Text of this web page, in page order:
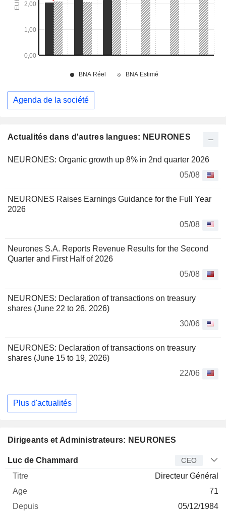
Actualités dans d'autres langues: NEURONES
NEURONES: Organic growth up 8% in 2nd quarter 2026
05/08
NEURONES Raises Earnings Guidance for the Full Year
2026
05/08
Neurones S.A. Reports Revenue Results for the Second
Quarter and First Half of 2026
05/08
NEURONES: Declaration of transactions on treasury
shares (June 22 to 26, 2026)
30/06
NEURONES: Declaration of transactions on treasury
shares (June 15 to 19, 2026)
22/06
Plus d'actualités
Dirigeants et Administrateurs: NEURONES
Dirigeant Titre Age
Luc de Chammard CEO
Directeur Général
71
05/12/1984
Agenda de la société